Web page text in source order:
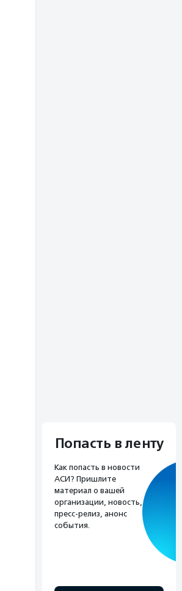
Попасть в ленту
Как попасть в новости
АСИ? Пришлите
материал о вашей
организации, новость,
пресс-релиз, анонс
события.